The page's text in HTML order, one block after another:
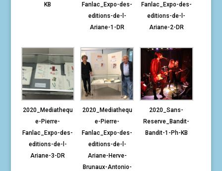
KB
Fanlac_Expo-des-
editions-de-l-
Ariane-1-DR
Fanlac_Expo-des-
editions-de-l-
Ariane-2-DR
2020_Mediathequ
e-Pierre-
Fanlac_Expo-des-
editions-de-l-
Ariane-3-DR
2020_Mediathequ
e-Pierre-
Fanlac_Expo-des-
editions-de-l-
Ariane-Herve-
Brunaux-Antonio-
2020_Sans-
Reserve_Bandit-
Bandit-1-Ph-KB